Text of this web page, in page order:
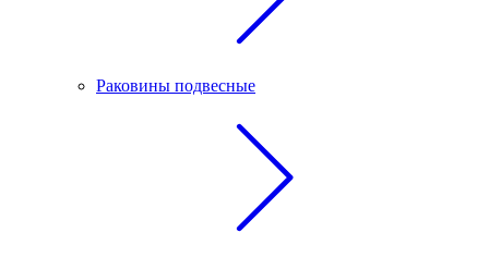
Раковины подвесные